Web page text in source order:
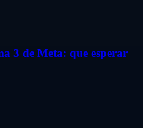
3 de Meta: que esperar